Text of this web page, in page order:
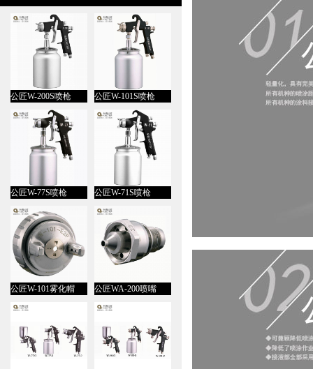
公匠W-200S喷枪 公匠W-101S喷枪
公匠W-77S喷枪 公匠W-71S喷枪
公匠W-101雾化帽 公匠WA-200喷嘴